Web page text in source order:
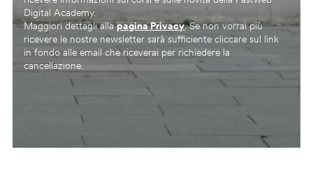
Digital Academy.
Maggiori dettagli allapagina Privacy. Se non vorrai più
ricevere le nostre newsletter sarà sufficiente cliccare sul link
in fondo alle email che riceverai per richiedere la
cancellazione.